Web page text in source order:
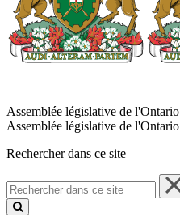
Assemblée législative de l'Ontario
Assemblée législative de l'Ontario
Rechercher dans ce site
Rechercher
dans
ce